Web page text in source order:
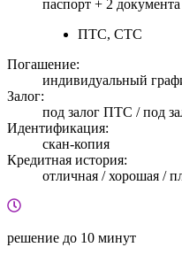
паспорт + 2 документа
ПТС, СТС
Погашение:
индивидуальный
Залог:
под залог ПТС / под
Идентификация:
скан-копия
Кредитная история:
отличная / хорошая /
решение до 10 минут